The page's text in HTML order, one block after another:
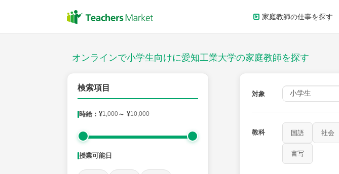
家庭教師の仕事を探す
オンラインで小学生向けに愛知工業大学の家庭教師を探す
検索項目
時給：¥1,000～ ¥10,000
授業可能日
対象
教科 国語 社会
書写
授業スタイル
社会 保健・体育 図画工作
時給：¥1,000 ～ ¥10,000